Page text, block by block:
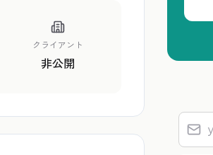
クライアント
非公開